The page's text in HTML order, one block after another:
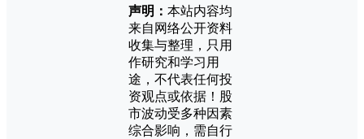
声明： 本站内容均
来自网络公开资料
收集与整理，只用
作研究和学习用
途，不代表任何投
资观点或依据！股
市波动受多种因素
综合影响，需自行